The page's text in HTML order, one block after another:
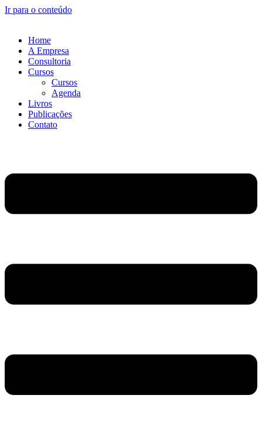
Ir para o conteúdo
Home
A Empresa
Consultoria
Cursos
Cursos
Agenda
Livros
Publicações
Contato